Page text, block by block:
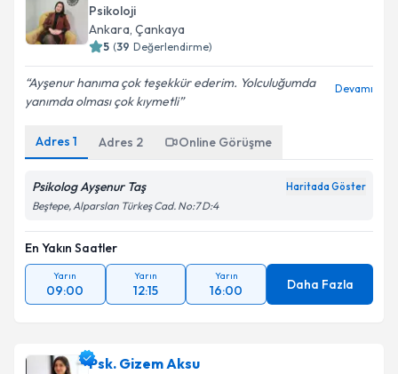
Psikoloji
Ankara, Çankaya
5 (39 Değerlendirme)
Ayşenur hanıma çok teşekkür ederim. Yolculuğumda
yanımda olması çok kıymetli
Devamı
Adres 1 Adres 2 Online Görüşme
Psikolog Ayşenur Taş Haritada Göster
Beştepe, Alparslan Türkeş Cad. No:7 D:4
En Yakın Saatler
Yarın
09:00
Yarın
12:15
Yarın
16:00 Daha Fazla
Psk. Gizem Aksu